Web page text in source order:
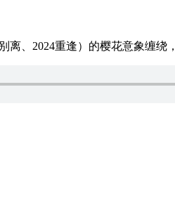
离、2024重逢）的樱花意象缠绕